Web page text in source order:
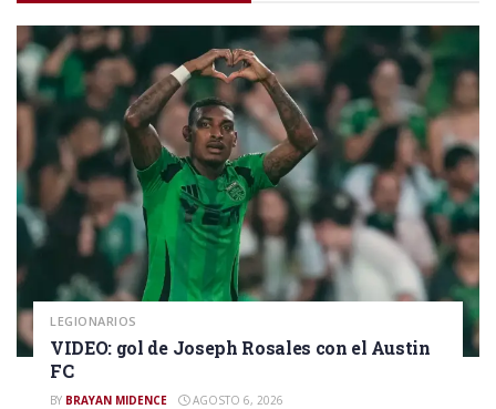
LEGIONARIOS
VIDEO: gol de Joseph Rosales con el Austin
FC
BY BRAYAN MIDENCE AGOSTO 6, 2026